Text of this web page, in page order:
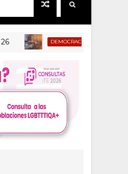
DEMOCRACIA Renuncia